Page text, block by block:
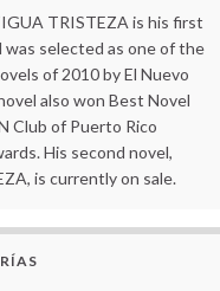
TRISTEZA is his first
was selected as one of the
of 2010 by El Nuevo
also won Best Novel
Club of Puerto Rico
His second novel,
is currently on sale.